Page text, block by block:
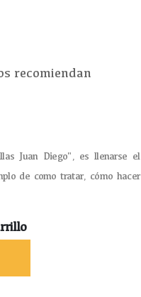
recomiendan
Juan Diego", es llenarse el
de como tratar, cómo hacer